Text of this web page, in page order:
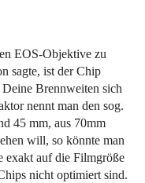
EOS-Objektive zu
sagte, ist der Chip
Brennweiten sich
nennt man den sog.
45 mm, aus 70mm
will, so könnte man
exakt auf die Filmgröße
nicht optimiert sind.